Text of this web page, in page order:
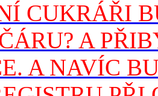
CUKRÁŘI
A
A NAVÍC